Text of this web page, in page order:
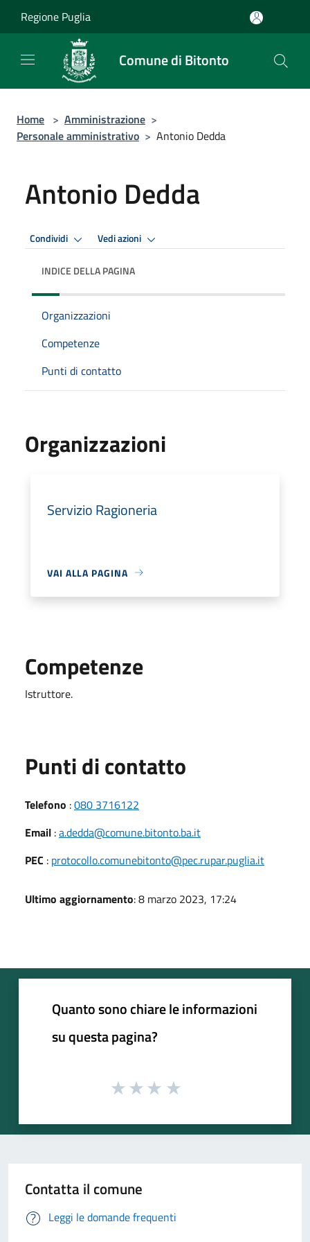
Regione Puglia
Comune di Bitonto
Home > Amministrazione >
Personale amministrativo > Antonio Dedda
Antonio Dedda
Condividi Vedi azioni
INDICE DELLA PAGINA
Organizzazioni
Competenze
Punti di contatto
Organizzazioni
Servizio Ragioneria
VAI ALLA PAGINA
Competenze
Istruttore.
Punti di contatto
Telefono :080 3716122
Email :a.dedda@comune.bitonto.ba.it
PEC : protocollo.comunebitonto@pec.rupar.puglia.it
Ultimo aggiornamento: 8 marzo 2023, 17:24
Quanto sono chiare le informazioni
su questa pagina?
Contatta il comune
Leggi le domande frequenti